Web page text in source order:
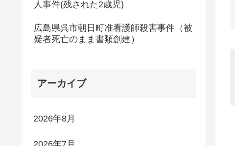
人事件(残された2歳児)
広島県呉市朝日町准看護師殺害事件（被
疑者死亡のまま書類創建）
アーカイブ
2026年8月